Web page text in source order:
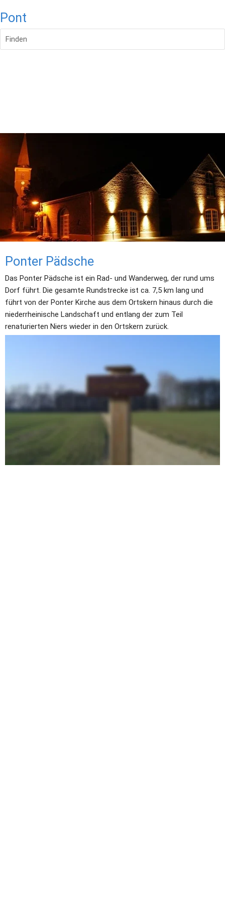
Pont
Finden
Ponter Pädsche
Das Ponter Pädsche ist ein Rad- und Wanderweg, der rund ums
Dorf führt. Die gesamte Rundstrecke ist ca. 7,5 km lang und
führt von der Ponter Kirche aus dem Ortskern hinaus durch die
niederrheinische Landschaft und entlang der zum Teil
renaturierten Niers wieder in den Ortskern zurück.